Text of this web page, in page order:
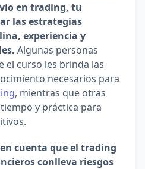
en trading, tu
las estrategias
experiencia y
Algunas personas
el curso les brinda las
necesarios para
, mientras que otras
y práctica para
cuenta que el trading
conlleva riesgos